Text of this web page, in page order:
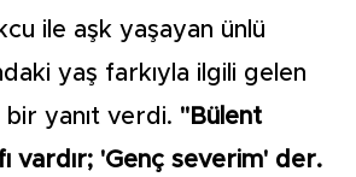
ile aşk yaşayan ünlü
yaş farkıyla ilgili gelen
yanıt verdi. "Bülent
vardır; 'Genç severim' der.